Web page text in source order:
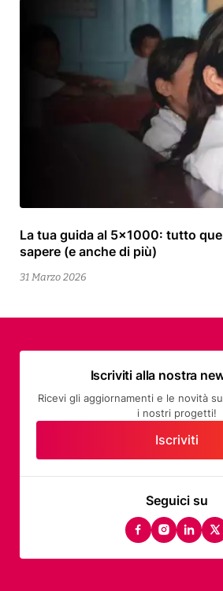
La tua guida al 5×1000: tutto
sapere (e anche di più)
31 Marzo 2026
13
Aprile
2026
Seguici su
facebook
instagram
Iscriviti alla nostra
Ricevi gli aggiornamenti e le novità
i nostri progetti!
Iscriviti